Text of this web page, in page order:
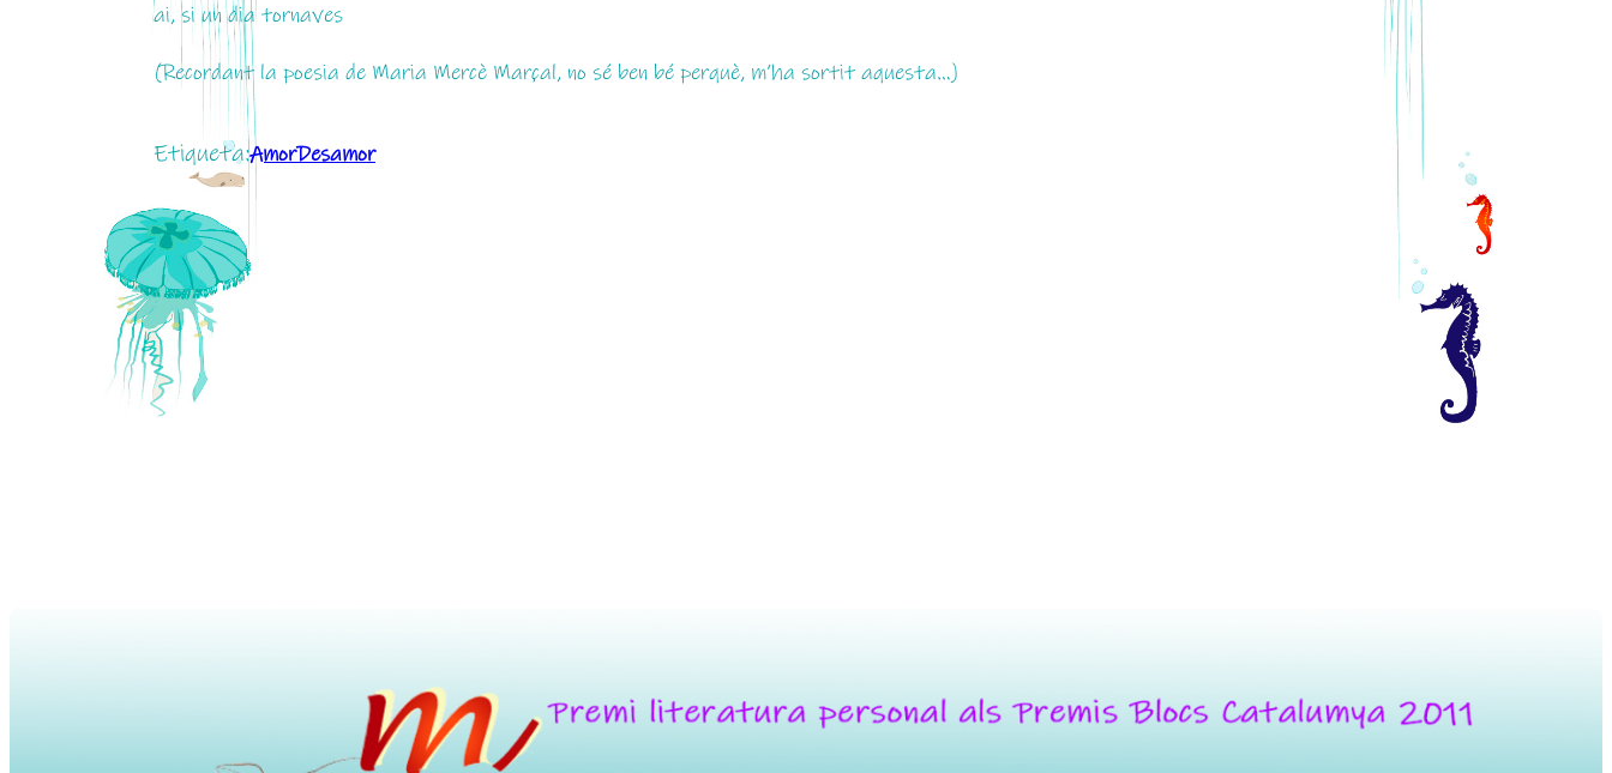
ai, si un dia tornaves
(Recordant la poesia de Maria Mercè Marçal, no sé ben bé perquè, m’ha sortit aquesta…)
Etiqueta:AmorDesamor